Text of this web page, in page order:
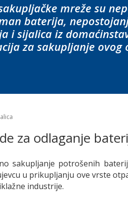
mreže su
baterija,
i sijalica iz
za sakupljanje ovog
za odlaganje
sakupljanje potrošenih
u prikupljanju ove vrste
industrije.